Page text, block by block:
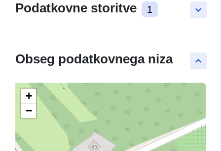
keyboard_arrow_down
Podatkovne storitve 1
keyboard_arrow_up
Obseg podatkovnega niza
+
−